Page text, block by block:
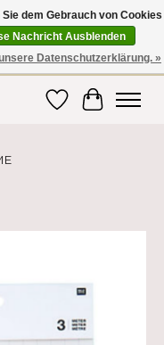
Schule, Büro, Papier,
bequem nach
Wunschzettel
Ihr
dem Gebrauch von Cookies
Nachricht Ausblenden
Datenschutzerklärung. »